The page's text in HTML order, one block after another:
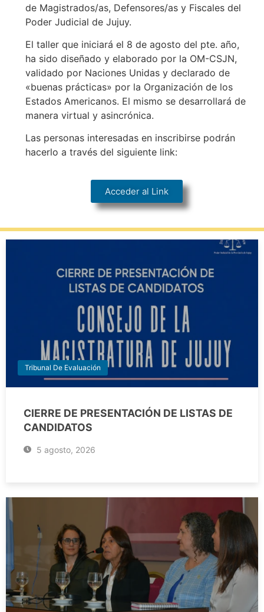
de Magistrados/as, Defensores/as y Fiscales del
Poder Judicial de Jujuy.
El taller que iniciará el 8 de agosto del pte. año,
ha sido diseñado y elaborado por la OM-CSJN,
validado por Naciones Unidas y declarado de
«buenas prácticas» por la Organización de los
Estados Americanos. El mismo se desarrollará de
manera virtual y asincrónica.
Las personas interesadas en inscribirse podrán
hacerlo a través del siguiente link:
Acceder al Link
Tribunal De Evaluación
CIERRE DE PRESENTACIÓN DE LISTAS DE
CANDIDATOS
5 agosto, 2026